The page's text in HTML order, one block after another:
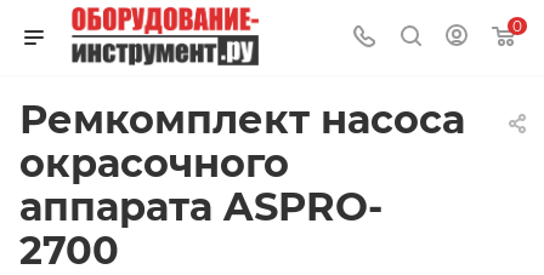
0
Ремкомплект насоса
окрасочного
аппарата ASPRO-
2700